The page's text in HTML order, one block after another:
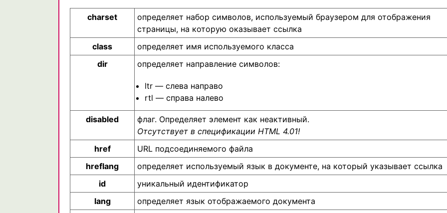
charset
определяет набор символов, используемый браузером для отображения
страницы, на которую оказывает ссылка
class
определяет имя используемого класса
dir
определяет направление символов:
ltr — слева направо
rtl — справа налево
disabled
флаг. Определяет элемент как неактивный.
Отсутствует в спецификации HTML 4.01!
href
URL подсоединяемого файла
hreflang
определяет используемый язык в документе, на который указывает ссылка
id
уникальный идентификатор
lang
определяет язык отображаемого документа